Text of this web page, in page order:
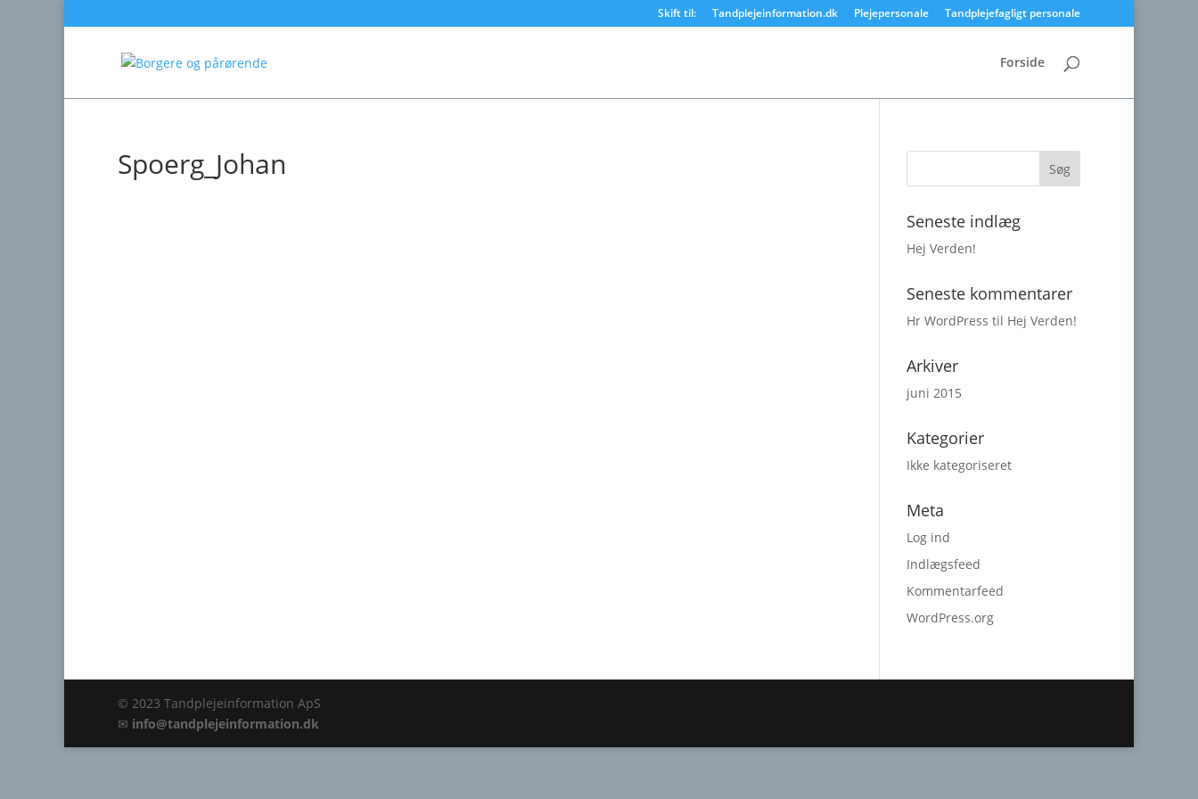
Skift til: Tandplejeinformation.dk Plejepersonale Tandplejefagligt personale
Forside
Spoerg_Johan
Seneste indlæg
Hej Verden!
Seneste kommentarer
Hr WordPress til Hej Verden!
Arkiver
juni 2015
Kategorier
Ikke kategoriseret
Meta
Log ind
Indlægsfeed
Kommentarfeed
WordPress.org
© 2023 Tandplejeinformation ApS
✉ info@tandplejeinformation.dk